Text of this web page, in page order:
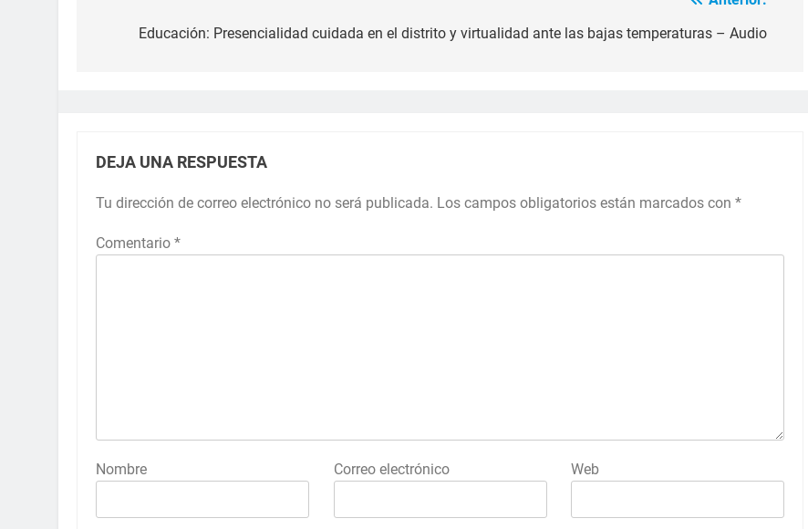
Educación: Presencialidad cuidada en el distrito y virtualidad ante las bajas temperaturas – Audio
DEJA UNA RESPUESTA
Tu dirección de correo electrónico no será publicada. Los campos obligatorios están marcados con *
Comentario *
Nombre Correo electrónico Web